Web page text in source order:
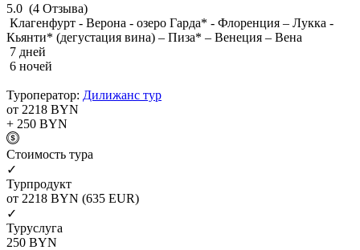
5.0 (4 Отзыва)
Клагенфурт - Верона - озеро Гарда* - Флоренция – Лукка -
Кьянти* (дегустация вина) – Пиза* – Венеция – Вена
7 дней
6 ночей
Туроператор: Дилижанс тур
от 2218 BYN
+ 250 BYN
Cтоимость тура
✓
Турпродукт
от 2218 BYN (635 EUR)
✓
Туруслуга
250 BYN